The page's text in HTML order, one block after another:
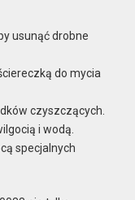
usunąć drobne
do mycia
czyszczących.
i wodą.
specjalnych